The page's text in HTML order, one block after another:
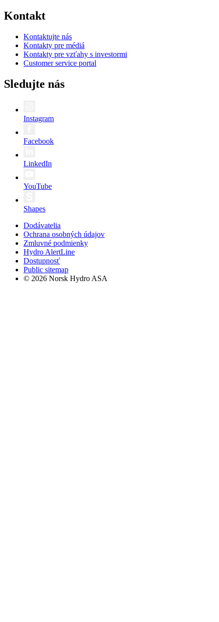
Kontakt
Kontaktujte nás
Kontakty pre médiá
Kontakty pre vzťahy s investormi
Customer service portal
Sledujte nás
Instagram
Facebook
LinkedIn
YouTube
Shapes
Dodávatelia
Ochrana osobných údajov
Zmluvné podmienky
Hydro AlertLine
Dostupnosť
Public sitemap
© 2026 Norsk Hydro ASA